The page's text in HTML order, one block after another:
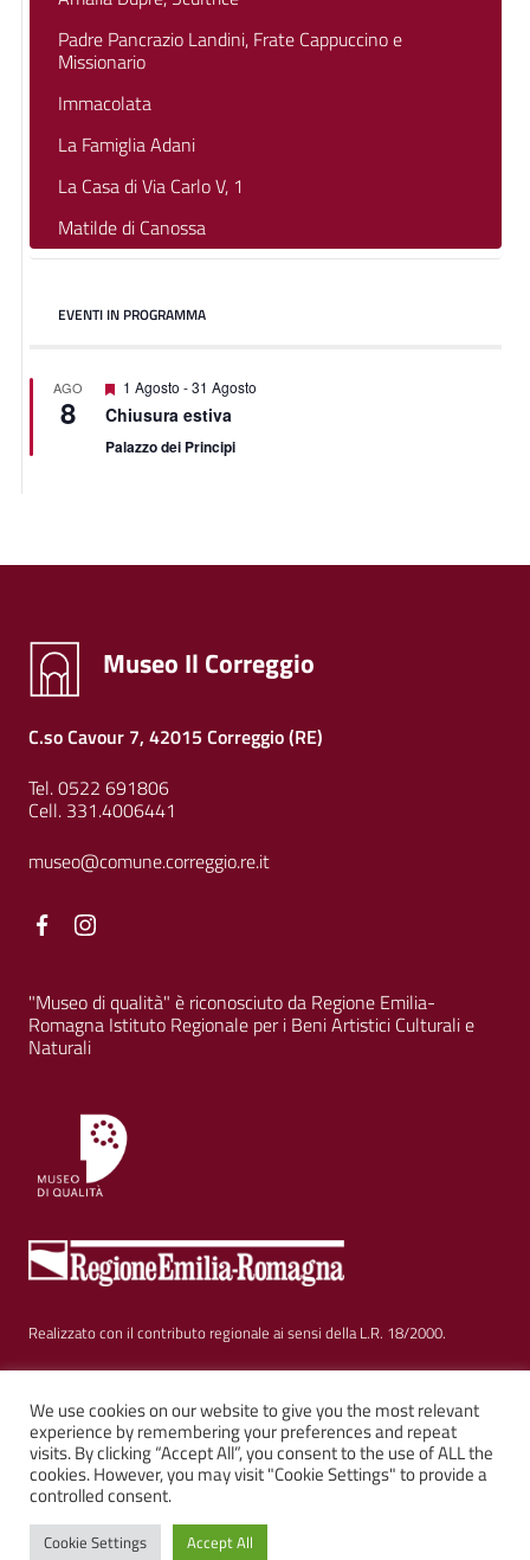
Padre Pancrazio Landini, Frate Cappuccino e
Missionario
Immacolata
La Famiglia Adani
La Casa di Via Carlo V, 1
Matilde di Canossa
EVENTI IN PROGRAMMA
AGO
8
Segnalati
1 Agosto -31 Agosto
Chiusura estiva
Palazzo dei Principi
Museo Il Correggio
C.so Cavour 7, 42015 Correggio (RE)
Tel. 0522 691806
Cell. 331.4006441
museo@comune.correggio.re.it
Facebook
"Museo di qualità" è riconosciuto da Regione Emilia-
Romagna Istituto Regionale per i Beni Artistici Culturali e
Naturali
Realizzato con il contributo regionale ai sensi della L.R. 18/2000.
Sezione Link Utili
Privacy | Cookie policy | Note legali | Contatti |
Web solution:Kalimera.it su tema AGID by Italia WP
We use cookies on our website to give you the most relevant
experience by remembering your preferences and repeat
visits. By clicking “Accept All”, you consent to the use of ALL the
cookies. However, you may visit "Cookie Settings" to provide a
controlled consent.
Cookie Settings Accept All